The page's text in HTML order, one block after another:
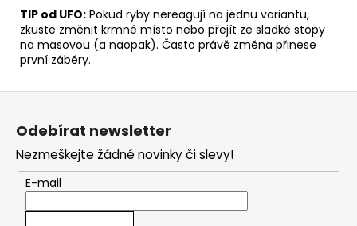
TIP od UFO: Pokud ryby nereagují na jednu variantu,
zkuste změnit krmné místo nebo přejít ze sladké stopy
na masovou (a naopak). Často právě změna přinese
první záběry.
Z
Odebírat newsletter
Nezmeškejte žádné novinky či slevy!
E-mail